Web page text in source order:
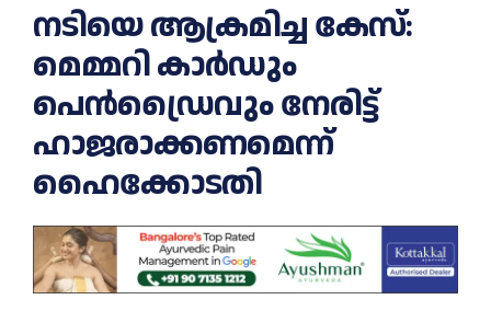
നടിയെ ആക്രമിച്ച കേസ്:
മെമ്മറി കാർഡും
പെൻഡ്രൈവും നേരിട്ട്
ഹാജരാക്കണമെന്ന്
ഹൈക്കോടതി